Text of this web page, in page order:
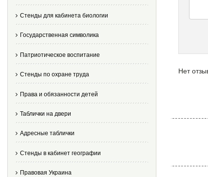
Стенды для кабинета биологии
Государственная символика
Патриотическое воспитание
Стенды по охране труда
Права и обязанности детей
Таблички на двери
Адресные таблички
Стенды в кабинет географии
Правовая Украина
Нет